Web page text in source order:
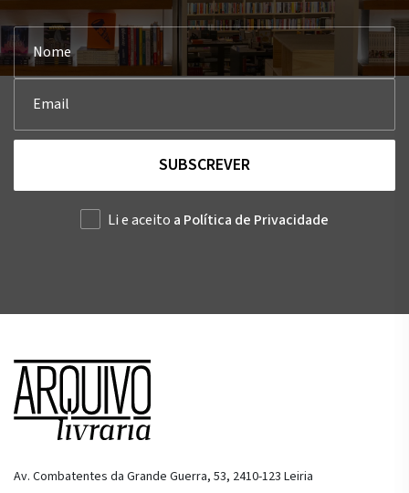
SUBSCREVER
Li e aceito a Política de Privacidade
Av. Combatentes da Grande Guerra, 53, 2410-123 Leiria